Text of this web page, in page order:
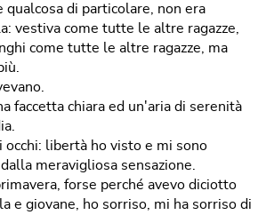
qualcosa di particolare, non era
vestiva come tutte le altre ragazze,
come tutte le altre ragazze, ma
faccetta chiara ed un'aria di serenità
occhi: libertà ho visto e mi sono
meravigliosa sensazione.
forse perché avevo diciotto
e giovane, ho sorriso, mi ha sorriso di